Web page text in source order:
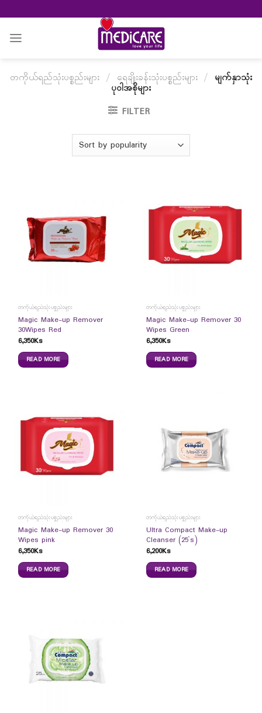
to
content
တကိုယ်ရည်သုံးပစ္စည်းများ / ရေချိုးခန်းသုံးပစ္စည်းများ / မျက်နှာသုံး
ပုဝါအစိုများ
FILTER
တကိုယ်ရည်သုံးပစ္စည်းများ
Magic Make-up Remover
30Wipes Red
6,350Ks
READ MORE
တကိုယ်ရည်သုံးပစ္စည်းများ
Magic Make-up Remover 30
Wipes Green
6,350Ks
READ MORE
တကိုယ်ရည်သုံးပစ္စည်းများ
Magic Make-up Remover 30
Wipes pink
6,350Ks
READ MORE
တကိုယ်ရည်သုံးပစ္စည်းများ
Ultra Compact Make-up
Cleanser (25`s)
6,200Ks
READ MORE